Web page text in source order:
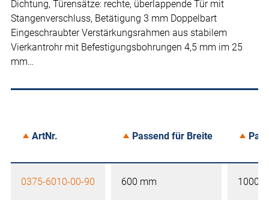
Dichtung, Türensätze: rechte, überlappende Tür mit
Stangenverschluss, Betätigung 3 mm Doppelbart
Eingeschraubter Verstärkungsrahmen aus stabilem
Vierkantrohr mit Befestigungsbohrungen 4,5 mm im 25
mm…
ArtNr. Passend für Breite
0375-6010-00-90 600 mm 1000